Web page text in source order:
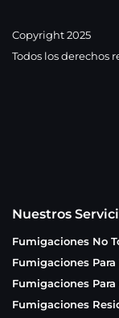
Copyright 2025
Todos los derechos
Nuestros
Fumigaciones No
Fumigaciones Para
Fumigaciones
Fumigaciones